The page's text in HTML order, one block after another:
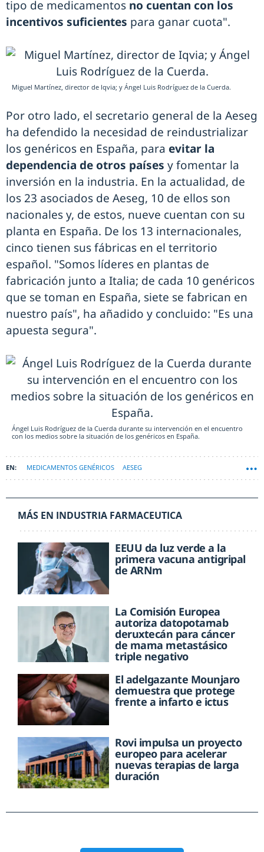
tipo de medicamentos no cuentan con los
incentivos suficientes para ganar cuota".
Miguel Martínez, director de Iqvia; y Ángel Luis Rodríguez de la Cuerda.
Por otro lado, el secretario general de la Aeseg
ha defendido la necesidad de reindustrializar
los genéricos en España, para evitar la
dependencia de otros países y fomentar la
inversión en la industria. En la actualidad, de
los 23 asociados de Aeseg, 10 de ellos son
nacionales y, de estos, nueve cuentan con su
planta en España. De los 13 internacionales,
cinco tienen sus fábricas en el territorio
español. "Somos líderes en plantas de
fabricación junto a Italia; de cada 10 genéricos
que se toman en España, siete se fabrican en
nuestro país", ha añadido y concluido: "Es una
apuesta segura".
Ángel Luis Rodríguez de la Cuerda durante su intervención en el encuentro
con los medios sobre la situación de los genéricos en España.
MEDICAMENTOS GENÉRICOS AESEG
MÁS EN INDUSTRIA FARMACEUTICA
EEUU da luz verde a la
primera vacuna antigripal
de ARNm
La Comisión Europea
autoriza datopotamab
deruxtecán para cáncer
de mama metastásico
triple negativo
El adelgazante Mounjaro
demuestra que protege
frente a infarto e ictus
Rovi impulsa un proyecto
europeo para acelerar
nuevas terapias de larga
duración